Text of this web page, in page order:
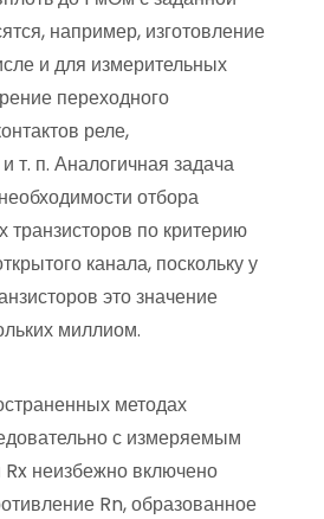
например, изготовление
и для измерительных
переходного
реле,
т. п. Аналогичная задача
отбора
по критерию
канала, поскольку у
это значение
миллиом.
методах
с измеряемым
неизбежно включено
Rn, образованное